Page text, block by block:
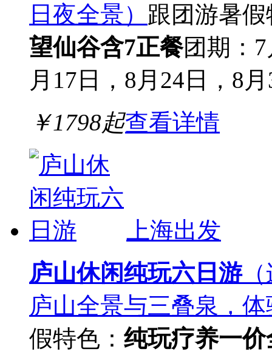
日夜全景） 跟团游暑假
望仙谷含7正餐团期：
月17日，8月24日，8
￥1798起查看详情
上海出发
庐山休闲纯玩六日游（
庐山全景与三叠泉，
假特色： 纯玩疗养一价